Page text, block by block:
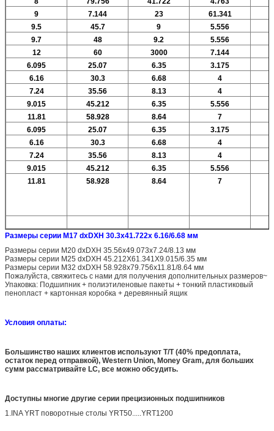
9
7.144 23
61.341
9.5
45.7 9
5.556
9.7
48 9.2
5.556
12
60 3000 7.144
6.095
25.07 6.35
3.175
6.16
30.3 6.68
4
7.24
35.56 8.13
4
9.015
45.212 6.35
5.556
11.81
58.928 8.64
7
6.095
25.07 6.35
3.175
6.16
30.3 6.68
4
7.24
35.56 8.13
4
9.015
45.212 6.35
5.556
11.81
58.928 8.64 7
Размеры серии M17 dxDXH 30.3x41.722x 6.16/6.68 мм
Размеры серии M20 dxDXH 35.56x49.073x7.24/8.13 мм
Размеры серии M25 dxDXH 45.212X61.341X9.015/6.35 мм
Размеры серии M32 dxDXH 58.928x79.756x11.81/8.64 мм
Пожалуйста, свяжитесь с нами для получения дополнительных размеров~
Упаковка: Подшипник + полиэтиленовые пакеты + тонкий пластиковый
пенопласт + картонная коробка + деревянный ящик
Условия оплаты:
Большинство наших клиентов используют T/T (40% предоплата,
остаток перед отправкой), Western Union, Money Gram, для больших
сумм рассматривайте LC, все можно обсудить.
Доступны многие другие серии прецизионных подшипников
1.INA YRT поворотные столы YRT50.....YRT1200